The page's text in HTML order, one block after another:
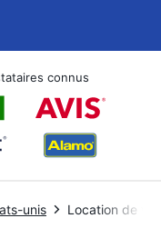
connus
unis Location de